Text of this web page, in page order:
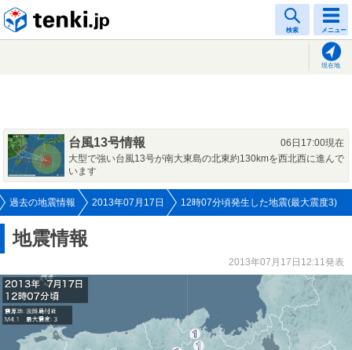
検索 メニュー
現在地
台風13号情報
06日17:00現在
大型で強い台風13号が南大東島の北東約130kmを西北西に進んで
います
過去の地震情報 2013年07月17日 12時07分頃発生した地震(最大震度3)
地震情報
2013年07月17日12:11発表